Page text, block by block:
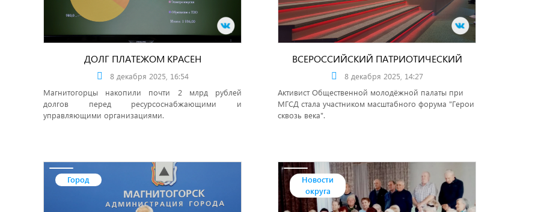
ДОЛГ ПЛАТЕЖОМ КРАСЕН
8 декабря 2025, 16:54
Магнитогорцы накопили почти 2 млрд рублей
долгов перед ресурсоснабжающими и
управляющими организациями.
ВСЕРОССИЙСКИЙ ПАТРИОТИЧЕСКИЙ
8 декабря 2025, 14:27
Активист Общественной молодёжной палаты при
МГСД стала участником масштабного форума "Герои
сквозь века".
Город
Новости
округа